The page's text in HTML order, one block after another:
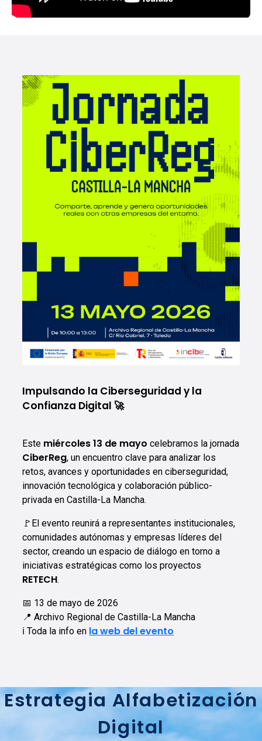
Impulsando la Ciberseguridad y la
Confianza Digital 🚀
Este miércoles 13 de mayo celebramos la jornada
CiberReg, un encuentro clave para analizar los
retos, avances y oportunidades en ciberseguridad,
innovación tecnológica y colaboración público-
privada en Castilla-La Mancha.
🚩El evento reunirá a representantes institucionales,
comunidades autónomas y empresas líderes del
sector, creando un espacio de diálogo en torno a
iniciativas estratégicas como los proyectos
RETECH.
📅 13 de mayo de 2026
📍 Archivo Regional de Castilla-La Mancha
ℹ️ Toda la info en la web del evento
Estrategia Alfabetización
Digital